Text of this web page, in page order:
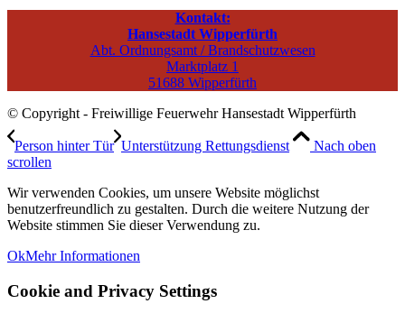
Kontakt:
Hansestadt Wipperfürth
Abt. Ordnungsamt / Brandschutzwesen
Marktplatz 1
51688 Wipperfürth
© Copyright - Freiwillige Feuerwehr Hansestadt Wipperfürth
Person hinter Tür Unterstützung Rettungsdienst
Nach oben
scrollen
Wir verwenden Cookies, um unsere Website möglichst
benutzerfreundlich zu gestalten. Durch die weitere Nutzung der
Website stimmen Sie dieser Verwendung zu.
OkMehr Informationen
Cookie and Privacy Settings